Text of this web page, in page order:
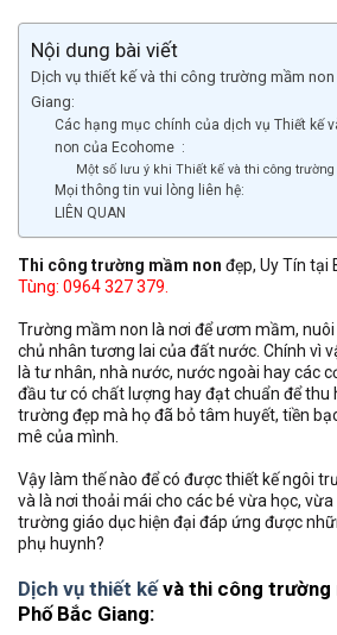
Nội dung bài viết
Dịch vụ thiết kế và thi công trường mầm
Giang:
Các hạng mục chính của dịch vụ Thiết kế
non của Ecohome :
Một số lưu ý khi Thiết kế và thi công
Mọi thông tin vui lòng liên hệ:
LIÊN QUAN
Thi công trường mầm non đẹp, Uy Tín tại
Tùng: 0964 327 379.
Trường mầm non là nơi để ươm mầm,
chủ nhân tương lai của đất nước. Chính vì
là tư nhân, nhà nước, nước ngoài hay các
đầu tư có chất lượng hay đạt chuẩn để thu
trường đẹp mà họ đã bỏ tâm huyết, tiền
mê của mình.
Vậy làm thế nào để có được thiết kế ngôi
và là nơi thoải mái cho các bé vừa học,
trường giáo dục hiện đại đáp ứng được
phụ huynh?
Dịch vụ thiết kếvà thi công trường
Phố Bắc Giang: